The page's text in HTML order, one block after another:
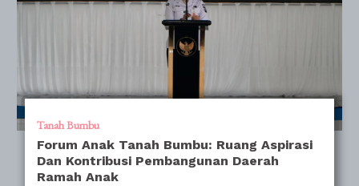
Tanah Bumbu
Forum Anak Tanah Bumbu: Ruang Aspirasi
Dan Kontribusi Pembangunan Daerah
Ramah Anak